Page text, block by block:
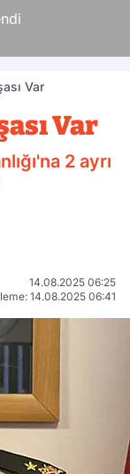
Var
Var
2 ayrı
14.08.2025 06:25
14.08.2025 06:41